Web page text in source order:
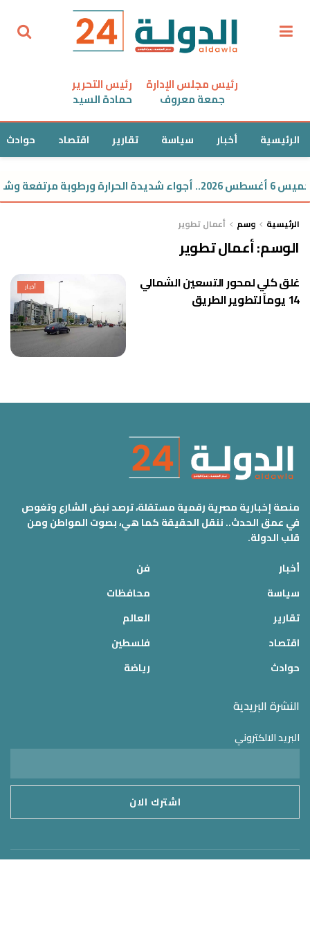
رئيس مجلس الإدارة
جمعة معروف
رئيس التحرير
حمادة السيد
الرئيسية أخبار سياسة تقارير اقتصاد حوادث
مرتفعة وشبورة صباحية
الرئيسية وسم أعمال تطوير
الوسم:أعمال تطوير
أخبار
غلق كلي لمحور التسعين الشمالي
14 يوماً لتطوير الطريق
منصة إخبارية مصرية رقمية مستقلة، ترصد نبض الشارع وتغوص
في عمق الحدث.. ننقل الحقيقة كما هي، بصوت المواطن ومن
قلب الدولة.
أخبار
سياسة
تقارير
اقتصاد
حوادث
فن
محافظات
العالم
فلسطين
رياضة
النشرة البريدية
البريد الالكتروني